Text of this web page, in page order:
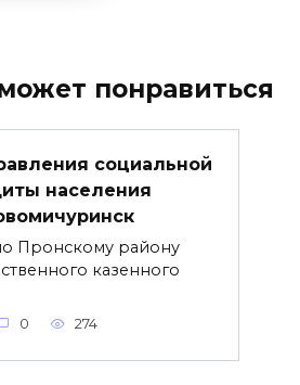
понравиться
социальной
населения
Пронскому району
казенного
0 274